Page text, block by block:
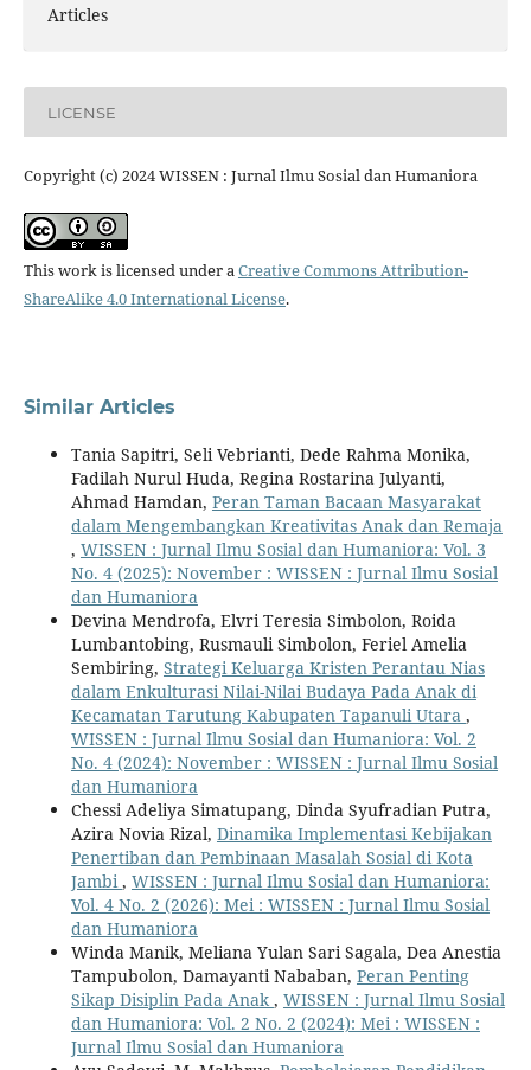
Articles
LICENSE
Copyright (c) 2024 WISSEN : Jurnal Ilmu Sosial dan Humaniora
This work is licensed under aCreative Commons Attribution-
ShareAlike 4.0 International License.
Similar Articles
Tania Sapitri, Seli Vebrianti, Dede Rahma Monika,
Fadilah Nurul Huda, Regina Rostarina Julyanti,
Ahmad Hamdan, Peran Taman Bacaan Masyarakat
dalam Mengembangkan Kreativitas Anak dan Remaja
, WISSEN : Jurnal Ilmu Sosial dan Humaniora: Vol. 3
No. 4 (2025): November : WISSEN : Jurnal Ilmu Sosial
dan Humaniora
Devina Mendrofa, Elvri Teresia Simbolon, Roida
Lumbantobing, Rusmauli Simbolon, Feriel Amelia
Sembiring, Strategi Keluarga Kristen Perantau Nias
dalam Enkulturasi Nilai-Nilai Budaya Pada Anak di
Kecamatan Tarutung Kabupaten Tapanuli Utara ,
WISSEN : Jurnal Ilmu Sosial dan Humaniora: Vol. 2
No. 4 (2024): November : WISSEN : Jurnal Ilmu Sosial
dan Humaniora
Chessi Adeliya Simatupang, Dinda Syufradian Putra,
Azira Novia Rizal, Dinamika Implementasi Kebijakan
Penertiban dan Pembinaan Masalah Sosial di Kota
Jambi, WISSEN : Jurnal Ilmu Sosial dan Humaniora:
Vol. 4 No. 2 (2026): Mei : WISSEN : Jurnal Ilmu Sosial
dan Humaniora
Winda Manik, Meliana Yulan Sari Sagala, Dea Anestia
Tampubolon, Damayanti Nababan, Peran Penting
Sikap Disiplin Pada Anak , WISSEN : Jurnal Ilmu Sosial
dan Humaniora: Vol. 2 No. 2 (2024): Mei : WISSEN :
Jurnal Ilmu Sosial dan Humaniora